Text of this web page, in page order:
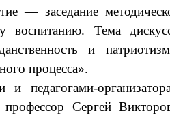
— заседание
воспитанию. Тема
и
процесса».
педагогами-
Сергей